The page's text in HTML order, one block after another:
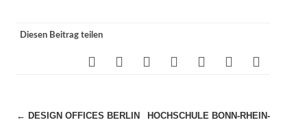
Diesen Beitrag teilen
Beitragsnavigation
← DESIGN OFFICES BERLIN
HOCHSCHULE BONN-RHEIN-